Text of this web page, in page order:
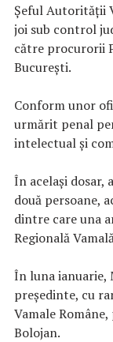
Șeful Autorității
joi sub control
către procurorii
București.
Conform unor
urmărit penal
intelectual și
În același dosar,
două persoane,
dintre care una
Regională
În luna ianuarie,
președinte, cu
Vamale
Bolojan.